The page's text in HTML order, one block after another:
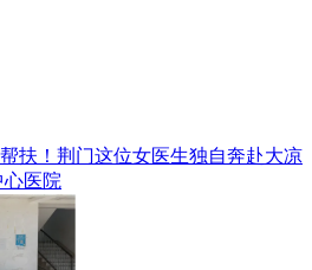
扶！荆门这位女医生独自奔赴大凉
医院